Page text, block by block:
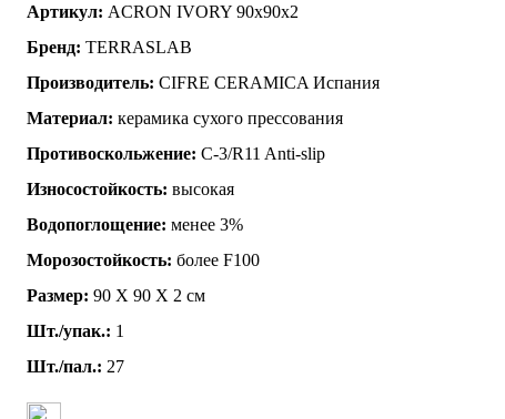
Артикул: ACRON IVORY 90x90x2
Бренд: TERRASLAB
Производитель: CIFRE CERAMICA Испания
Материал: керамика сухого прессования
Противоскольжение: C-3/R11 Anti-slip
Износостойкость: высокая
Водопоглощение: менее 3%
Морозостойкость: более F100
Размер: 90 Х 90 Х 2 см
Шт./упак.: 1
Шт./пал.: 27